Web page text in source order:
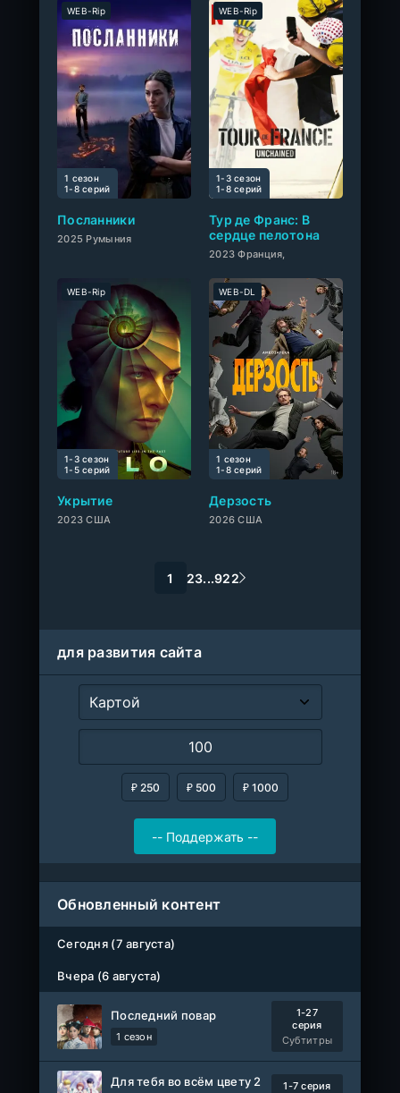
Посланники
2025 Румыния
WEB-Rip
1 сезон
1-8 cерий
Тур де Франс: В
сердце пелотона
2023 Франция,
WEB-Rip
1-3 сезон
1-8 cерий
0
Укрытие
2023 США
WEB-Rip
1-3 сезон
1-5 cерий
Дерзость
2026 США
WEB-DL
1 сезон
1-8 cерий
0
1 23...922
для развития сайта
₽ 250 ₽ 500 ₽ 1000
Обновленный контент
Сегодня (7 августа)
Вчера (6 августа)
Последний повар
1 сезон
1-27
серия
Субтитры
Для тебя во всём цвету 2
1-7 серия